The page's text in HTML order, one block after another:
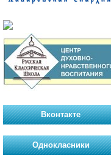
Вконтакте
Однокласники